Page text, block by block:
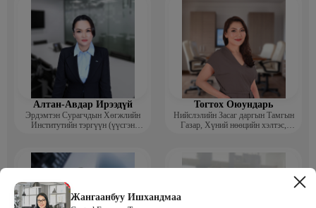
Жангаанбуу Ишхандмаа
Алтан-Авдар Ирээдүй
Эрдэмтэн Сурагчдын Хөгжлийн
Институтийн тэргүүн (үүсгэн
Тогтох Оюундарь
Нийслэлийн Засаг даргын Тамгын
Газар, Хүний нөөцийн хэлтэс,